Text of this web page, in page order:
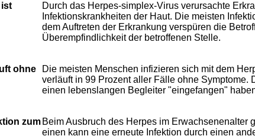
ist
Durch das Herpes-simplex-Virus verursachte
Infektionskrankheiten der Haut. Die meisten
dem Auftreten der Erkrankung verspüren die
Überempfindlichkeit der betroffenen Stelle.
ohne
Die meisten Menschen infizieren sich mit dem
verläuft in 99 Prozent aller Fälle ohne
einen lebenslangen Begleiter "eingefangen"
zum Beim Ausbruch des Herpes im
einen kann eine erneute Infektion durch einen